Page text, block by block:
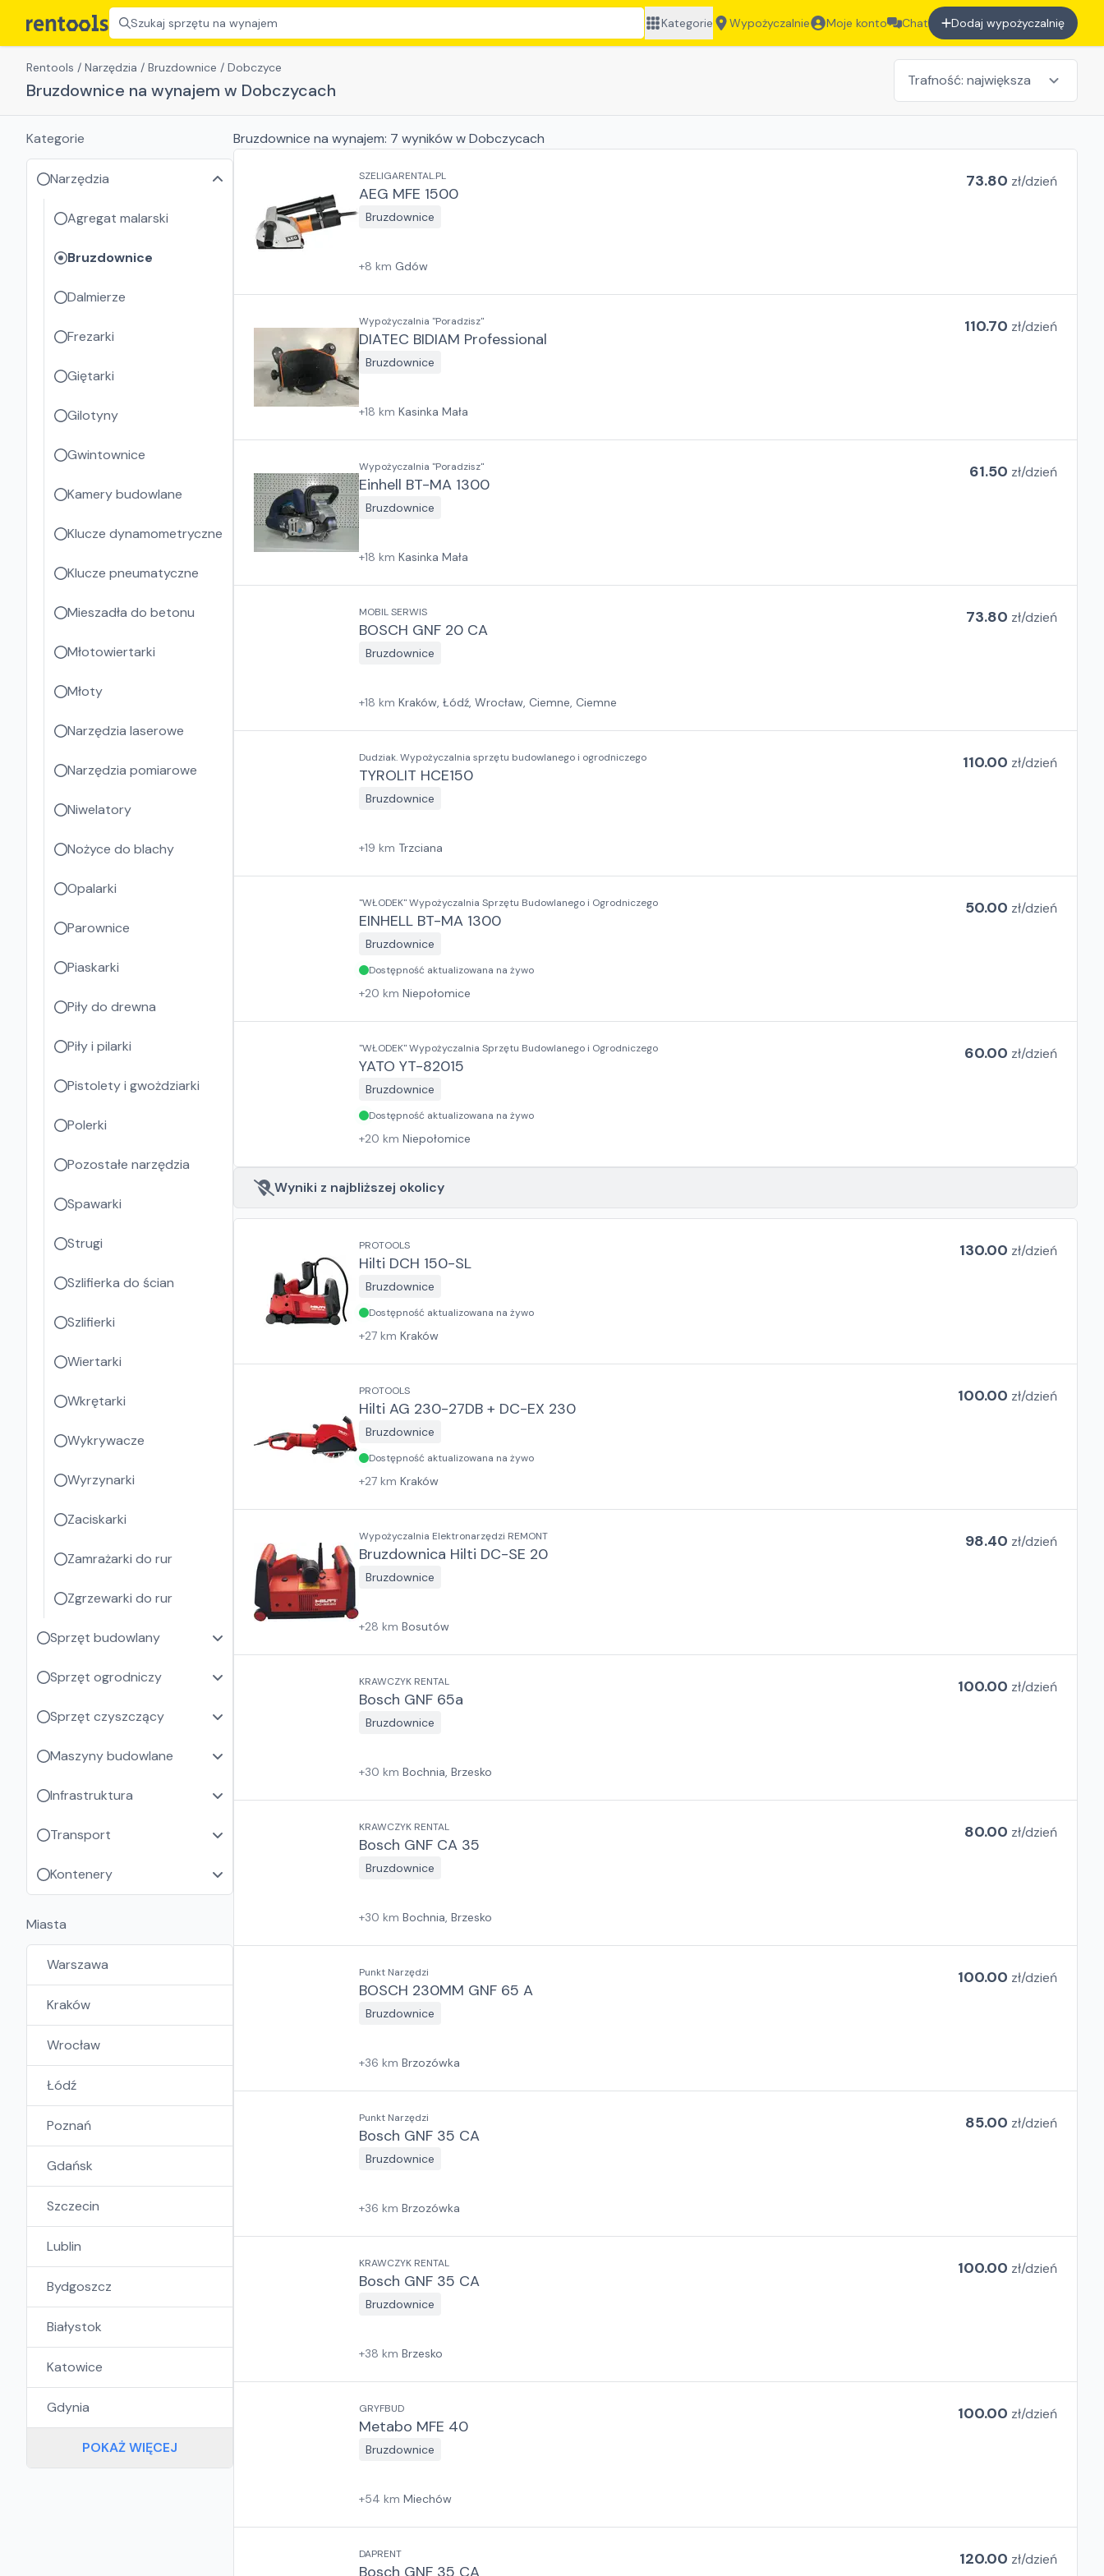
Szukaj sprzętu na wynajem Kategorie Wypożyczalnie Moje konto Chat Dodaj wypożyczalnię
Rentools / Narzędzia / Bruzdownice / Dobczyce
Bruzdownice na wynajem w Dobczycach
Bruzdownice na wynajem: 7 wynikóww Dobczycach
SZELIGARENTAL.PL
AEG MFE 1500
Bruzdownice
73.80 zł/dzień
+8 km Gdów
Wypożyczalnia "Poradzisz"
DIATEC BIDIAM Professional
Bruzdownice
110.70 zł/dzień
+18 km Kasinka Mała
Wypożyczalnia "Poradzisz"
Einhell BT-MA 1300
Bruzdownice
61.50 zł/dzień
+18 km Kasinka Mała
MOBIL SERWIS
BOSCH GNF 20 CA
Bruzdownice
73.80 zł/dzień
+18 km Kraków, Łódź, Wrocław, Ciemne, Ciemne
Dudziak. Wypożyczalnia sprzętu budowlanego i ogrodniczego
TYROLIT HCE150
Bruzdownice
110.00 zł/dzień
+19 km Trzciana
"WŁODEK" Wypożyczalnia Sprzętu Budowlanego i Ogrodniczego
EINHELL BT-MA 1300
Bruzdownice
50.00 zł/dzień
Dostępność aktualizowana na żywo
+20 km Niepołomice
"WŁODEK" Wypożyczalnia Sprzętu Budowlanego i Ogrodniczego
YATO YT-82015
Bruzdownice
60.00 zł/dzień
Dostępność aktualizowana na żywo
+20 km Niepołomice
Wyniki z najbliższej okolicy
PROTOOLS
Hilti DCH 150-SL
Bruzdownice
130.00 zł/dzień
Dostępność aktualizowana na żywo
+27 km Kraków
PROTOOLS
Hilti AG 230-27DB + DC-EX 230
Bruzdownice
100.00 zł/dzień
Dostępność aktualizowana na żywo
+27 km Kraków
Wypożyczalnia Elektronarzędzi REMONT
Bruzdownica Hilti DC-SE 20
Bruzdownice
98.40 zł/dzień
+28 km Bosutów
KRAWCZYK RENTAL
Bosch GNF 65a
Bruzdownice
100.00 zł/dzień
+30 km Bochnia, Brzesko
KRAWCZYK RENTAL
Bosch GNF CA 35
Bruzdownice
80.00 zł/dzień
+30 km Bochnia, Brzesko
Punkt Narzędzi
BOSCH 230MM GNF 65 A
Bruzdownice
100.00 zł/dzień
+36 km Brzozówka
Punkt Narzędzi
Bosch GNF 35 CA
Bruzdownice
85.00 zł/dzień
+36 km Brzozówka
KRAWCZYK RENTAL
Bosch GNF 35 CA
Bruzdownice
100.00 zł/dzień
+38 km Brzesko
GRYFBUD
Metabo MFE 40
Bruzdownice
100.00 zł/dzień
+54 km Miechów
DAPRENT
Bosch GNF 35 CA
120.00 zł/dzień
Kategorie
Narzędzia
Agregat malarski
Bruzdownice
Dalmierze
Frezarki
Giętarki
Gilotyny
Gwintownice
Kamery budowlane
Klucze dynamometryczne
Klucze pneumatyczne
Mieszadła do betonu
Młotowiertarki
Młoty
Narzędzia laserowe
Narzędzia pomiarowe
Niwelatory
Nożyce do blachy
Opalarki
Parownice
Piaskarki
Piły do drewna
Piły i pilarki
Pistolety i gwożdziarki
Polerki
Pozostałe narzędzia
Spawarki
Strugi
Szlifierka do ścian
Szlifierki
Wiertarki
Wkrętarki
Wykrywacze
Wyrzynarki
Zaciskarki
Zamrażarki do rur
Zgrzewarki do rur
Sprzęt budowlany
Sprzęt ogrodniczy
Sprzęt czyszczący
Maszyny budowlane
Infrastruktura
Transport
Kontenery
Miasta
Warszawa
Kraków
Wrocław
Łódź
Poznań
Gdańsk
Szczecin
Lublin
Bydgoszcz
Białystok
Katowice
Gdynia
POKAŻ WIĘCEJ